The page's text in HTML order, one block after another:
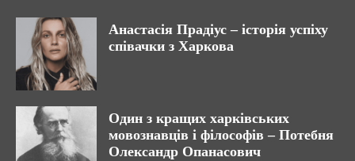
Анастасія Прадіус – історія успіху
співачки з Харкова
Один з кращих харківських
мовознавців і філософів – Потебня
Олександр Опанасович